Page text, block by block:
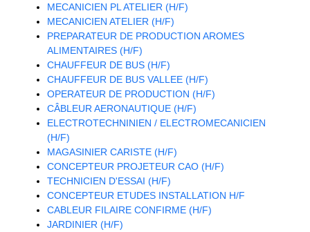
MECANICIEN PL ATELIER (H/F)
MECANICIEN ATELIER (H/F)
PREPARATEUR DE PRODUCTION AROMES
ALIMENTAIRES (H/F)
CHAUFFEUR DE BUS (H/F)
CHAUFFEUR DE BUS VALLEE (H/F)
OPERATEUR DE PRODUCTION (H/F)
CÂBLEUR AERONAUTIQUE (H/F)
ELECTROTECHNINIEN / ELECTROMECANICIEN
(H/F)
MAGASINIER CARISTE (H/F)
CONCEPTEUR PROJETEUR CAO (H/F)
TECHNICIEN D'ESSAI (H/F)
CONCEPTEUR ETUDES INSTALLATION H/F
CABLEUR FILAIRE CONFIRME (H/F)
JARDINIER (H/F)